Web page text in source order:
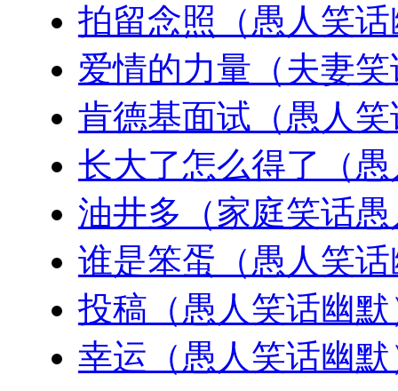
拍留念照（愚人笑
爱情的力量（夫妻
肯德基面试（愚人
长大了怎么得了（
油井多（家庭笑话
谁是笨蛋（愚人笑
投稿（愚人笑话幽默
幸运（愚人笑话幽默